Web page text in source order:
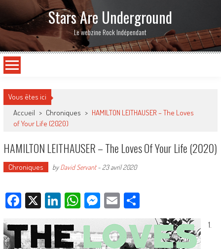
Stars Are Underground
Le webzine Rock Indépendant
Vous êtes ici
Accueil > Chroniques > HAMILTON LEITHAUSER – The Loves
of Your Life (2020)
HAMILTON LEITHAUSER – The Loves Of Your Life (2020)
Chroniques byDavid Servant- 23 avril 2020
Facebook
X LinkedIn
WhatsApp
Messenger
EmailPartager
1.